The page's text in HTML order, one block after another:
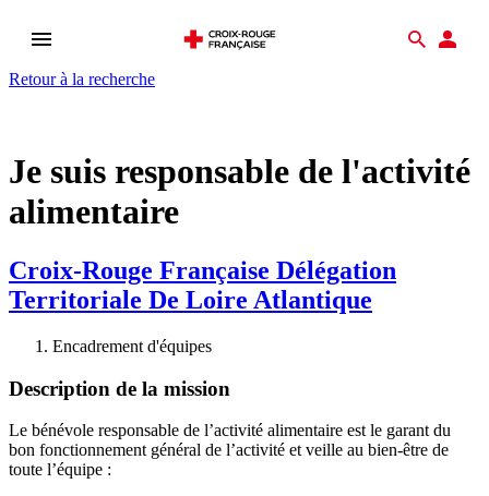
Ouvrir
menu
Retour à la recherche
Je suis responsable de l'activité
alimentaire
Croix-Rouge Française Délégation
Territoriale De Loire Atlantique
Encadrement d'équipes
Description de la mission
Le bénévole responsable de l’activité alimentaire est le garant du
bon fonctionnement général de l’activité et veille au bien-être de
toute l’équipe :